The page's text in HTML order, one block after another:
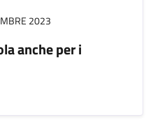
2023
anche per i